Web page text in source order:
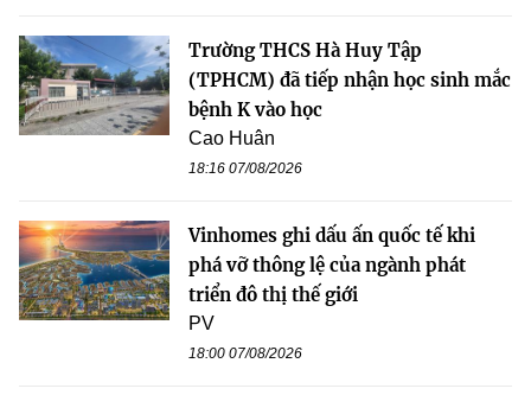
Trường THCS Hà Huy Tập
(TPHCM) đã tiếp nhận học sinh mắc
bệnh K vào học
Cao Huân
18:16 07/08/2026
Vinhomes ghi dấu ấn quốc tế khi
phá vỡ thông lệ của ngành phát
triển đô thị thế giới
PV
18:00 07/08/2026